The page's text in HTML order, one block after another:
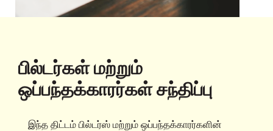
பில்டர்கள் மற்றும்
ஒப்பந்தக்காரர்கள் சந்திப்பு
இந்த திட்டம் பில்டர்ஸ் மற்றும் ஒப்பந்தக்காரர்களின்